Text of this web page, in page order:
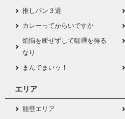
推しパン３選
カレーってからいですか
煩悩を断ぜずして咖喱を得る
なり
まんでまいッ！
エリア
能登エリア